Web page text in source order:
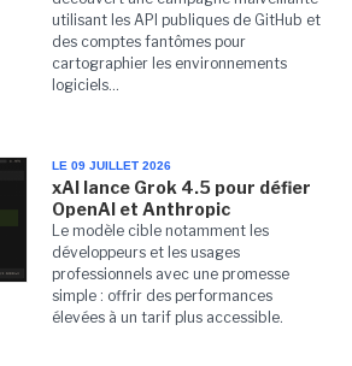
utilisant les API publiques de GitHub et
des comptes fantômes pour
cartographier les environnements
logiciels...
LE 09 JUILLET 2026
xAI lance Grok 4.5 pour défier
OpenAI et Anthropic
Le modèle cible notamment les
développeurs et les usages
professionnels avec une promesse
simple : offrir des performances
élevées à un tarif plus accessible.